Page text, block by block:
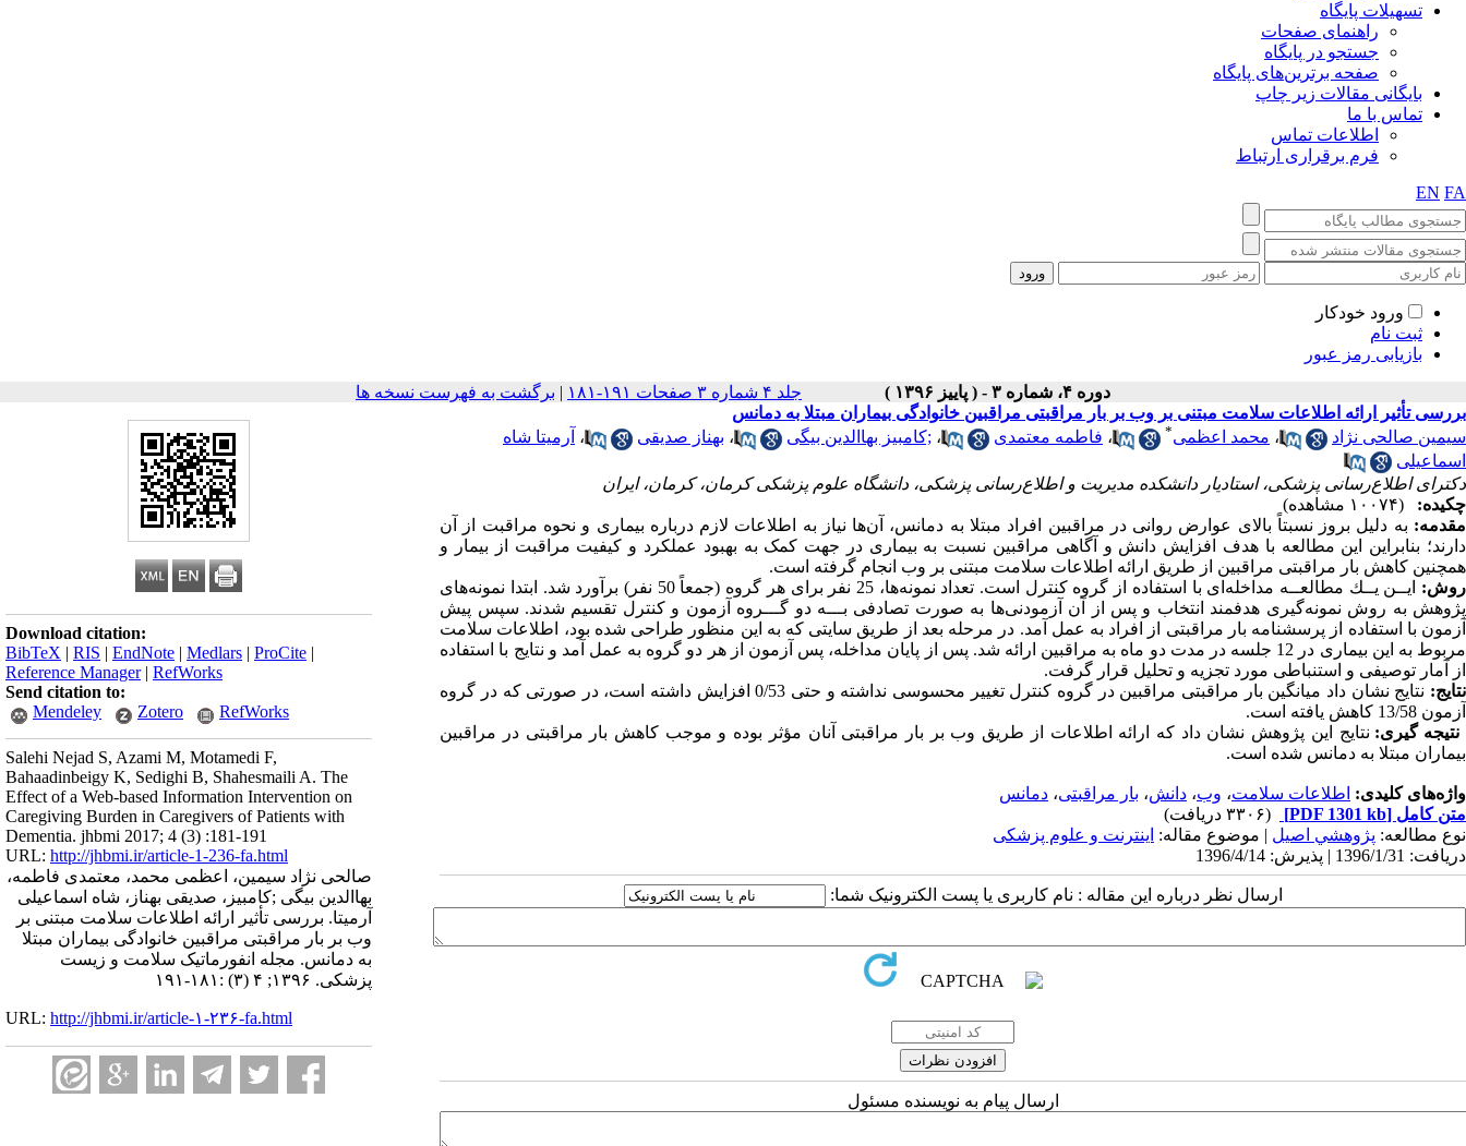
تسهیلات پایگاه
راهنمای صفحات
جستجو در پایگاه
صفحه برترین‌های پایگاه
بایگانی مقالات زیر چاپ
تماس با ما
اطلاعات تماس
فرم برقراری ارتباط
EN FA
ورود خودکار
ثبت نام
بازیابی رمز عبور
دوره ۴، شماره ۳ - ( پاییز ۱۳۹۶ ) جلد ۴ شماره ۳ صفحات ۱۹۱-۱۸۱ | برگشت به فهرست نسخه ها
Download citation:
BibTeX | RIS | EndNote | Medlars | ProCite |
Reference Manager| RefWorks
Send citation to:
Mendeley
Zotero RefWorks
Salehi Nejad S, Azami M, Motamedi F,
Bahaadinbeigy K, Sedighi B, Shahesmaili A. The
Effect of a Web-based Information Intervention on
Caregiving Burden in Caregivers of Patients with
Dementia. jhbmi 2017; 4 (3) :181-191
URL: http://jhbmi.ir/article-1-236-fa.html
صالحی نژاد سیمین، اعظمی محمد، معتمدی فاطمه،
بهاالدین بیگی ;کامبیز، صدیقی بهناز، شاه اسماعیلی
آرمیتا. بررسی تأثیر ارائه اطلاعات سلامت مبتنی بر
وب بر بار مراقبتی مراقبین خانوادگی بیماران مبتلا
به دمانس. مجله انفورماتیک سلامت و زیست
پزشکی. ۱۳۹۶; ۴ (۳) :۱۸۱-۱۹۱
URL: http://jhbmi.ir/article-۱-۲۳۶-fa.html
بررسی تأثیر ارائه اطلاعات سلامت مبتنی بر وب بر بار مراقبتی مراقبین خانوادگی بیماران مبتلا به دمانس
سیمین صالحی نژاد
، محمد اعظمی* ، فاطمه معتمدی ، ;کامبیز بهاالدین بیگی ، بهناز صدیقی ، آرمیتا شاه
اسماعیلی
دکترای اطلاع‌رسانی پزشکی، استادیار دانشکده مدیریت و اطلاع‌رسانی پزشکی، دانشگاه علوم پزشکی کرمان، کرمان، ایران
چکیده:
(۱۰۰۷۴ مشاهده)
مقدمه: به دلیل بروز نسبتاً بالای عوارض روانی در مراقبین افراد مبتلا به دمانس، آن‌ها نیاز به اطلاعات لازم درباره بیماری و نحوه مراقبت از آن
دارند؛ بنابراین این مطالعه با هدف افزایش دانش و آگاهی مراقبین نسبت به بیماری در جهت کمک به بهبود عملکرد و کیفیت مراقبت از بیمار و
همچنین کاهش بار مراقبتی مراقبین از طریق ارائه اطلاعات سلامت مبتنی بر وب انجام گرفته است.
روش:
اﻳــﻦ ﻳــﻚ ﻣﻄﺎﻟﻌــﻪ مداخله‌ای با استفاده از گروه کنترل اﺳﺖ. تعداد نمونه‌ها‌، 25 نفر برای هر گروه (‌جمعاً 50 نفر) برآورد شد. اﺑﺘﺪا ﻧﻤﻮﻧﻪﻫﺎی
ﭘﮋوﻫﺶ ﺑﻪ روش ﻧﻤﻮﻧﻪﮔﻴﺮی هدفمند اﻧﺘﺨﺎب و پس از آن آزمودنی‌ها به صورت تصادفی ﺑـــﻪ دو ﮔـــﺮوه آزمون و ﻛﻨﺘﺮل تقسیم شدند. سپس پیش
آزمون با استفاده از پرسشنامه بار مراقبتی از افراد به عمل آمد. در مرحله بعد از طریق سایتی که به این منظور طراحی شده بود، اطلاعات سلامت
مربوط به این بیماری در 12 جلسه در مدت دو ماه به مراقبین ارائه شد. پس از پایان مداخله، پس آزمون از هر دو گروه به عمل آمد و نتایج با استفاده
از آمار توصیفی و استنباطی مورد تجزیه و تحلیل قرار گرفت.
نتایج:
نتایج نشان داد میانگین بار مراقبتی مراقبین در گروه کنترل تغییر محسوسی نداشته و حتی 0/53 افزایش داشته است، در صورتی که در گروه
آزمون 13/58 کاهش یافته است‌.
نتیجه ­گیری: نتایج این پژوهش نشان داد که ارائه اطلاعات از طریق وب بر بار مراقبتی آنان مؤثر بوده و موجب کاهش بار مراقبتی در مراقبین
بیماران مبتلا به دمانس شده است.
واژه‌های کلیدی: اطلاعات سلامت، وب، دانش، بار مراقبتی، دمانس
متن کامل [PDF 1301 kb]
(۳۳۰۶ دریافت)
نوع مطالعه: پژوهشي اصیل | موضوع مقاله: اینترنت و علوم پزشکی
دریافت: 1396/1/31 | پذیرش: 1396/4/14
ارسال نظر درباره این مقاله : نام کاربری یا پست الکترونیک شما:
ارسال پیام به نویسنده مسئول